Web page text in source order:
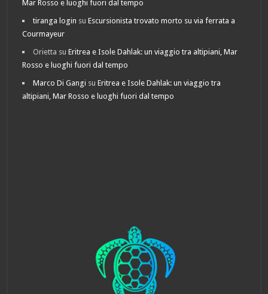
Mar Rosso e luoghi fuori dal tempo
tiranga login suEscursionista trovato morto su via ferrata a
Courmayeur
Orietta suEritrea e Isole Dahlak: un viaggio tra altipiani, Mar
Rosso e luoghi fuori dal tempo
Marco Di Gangi suEritrea e Isole Dahlak: un viaggio tra
altipiani, Mar Rosso e luoghi fuori dal tempo